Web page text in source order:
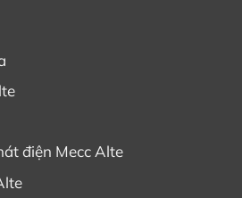
điện Mecc Alte